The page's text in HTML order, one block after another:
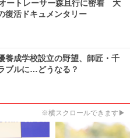
ートレーサー森且行に密着 大
復活ドキュメンタリー
養成学校設立の野望、師匠・千
ブルに…どうなる？
※横スクロールできます▶